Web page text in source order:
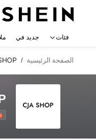
فئات جديد في
الصفحة الرئيسية /